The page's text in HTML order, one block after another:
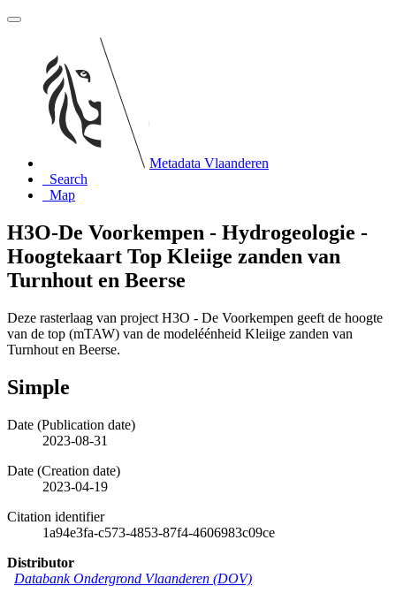
Metadata Vlaanderen
Search
Map
H3O-De Voorkempen - Hydrogeologie -
Hoogtekaart Top Kleiige zanden van
Turnhout en Beerse
Deze rasterlaag van project H3O - De Voorkempen geeft de hoogte
van de top (mTAW) van de modeléénheid Kleiige zanden van
Turnhout en Beerse.
Simple
Date (Publication date)
2023-08-31
Date (Creation date)
2023-04-19
Citation identifier
1a94e3fa-c573-4853-87f4-4606983c09ce
Distributor
Databank Ondergrond Vlaanderen (DOV)